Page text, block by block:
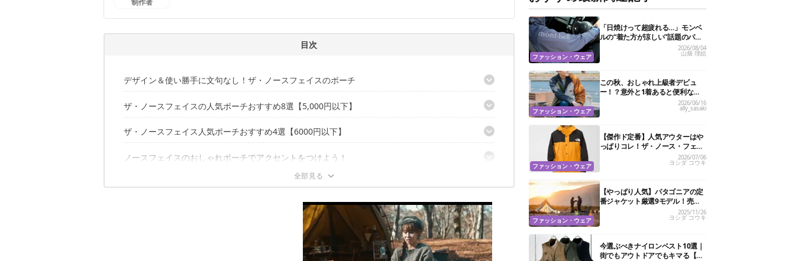
目次
デザイン＆使い勝手に文句なし！ザ・ノースフェイスのポーチ
カメラ専用のポーチも！？
ザ・ノースフェイスの人気ポーチおすすめ8選【5,000円以下】
オシャレで丈夫！ショルダーポーチ（キッズ） 2.5L
防水性あり！BCユーティリティーポケット
収納性◎シャトルキャニスターM 0.7L
ノースフェイス グラム トラベルボックスS 9L
ザ・ノースフェイス人気ポーチおすすめ4選【6000円以下】
あの大人気リュックが……！BCヒューズボックスポーチ 3L
ノースフェイスのおしゃれポーチでアクセントをつけよう！
ファッション・ウェア
「日焼けって超疲れる…」モンベ
ルの“着た方が涼しい”話題のパー
カ試したら、真夏の救世主だった
2026/08/04
山畑 理絵
ファッション・ウェア
この秋、おしゃれ上級者デビュ
ー！？意外と1着あると便利な注
目“リバーシブルジャケット”10選
2026/06/16
ally_sasaki
ファッション・ウェア
【傑作ド定番】人気アウターはや
っぱりコレ！ザ・ノース・フェイ
スの鉄板ジャケットBEST72026/07/06
ヨシダ コウキ
ファッション・ウェア
【やっぱり人気】パタゴニアの定
番ジャケット厳選9モデル！売れ
筋はこれを押さえておこう2025/11/26
ヨシダ コウキ
今選ぶべきナイロンベスト10選｜
街でもアウトドアでもキマる【メ